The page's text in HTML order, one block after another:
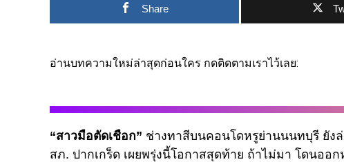
Share
อ่านบทความใหม่ล่าสุดก่อนใคร กดติดตามเราไว้เลย:
“สาวมือตัดเชือก” ช่างทาสีบนคอนโดหรูย่านนนทบุรี ยัง
สภ. ปากเกร็ด เผยพรุ่งนี้โอกาสสุดท้าย ถ้าไม่มา โดนออ